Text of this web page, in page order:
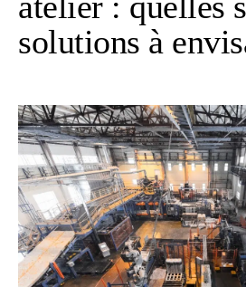
solutions à